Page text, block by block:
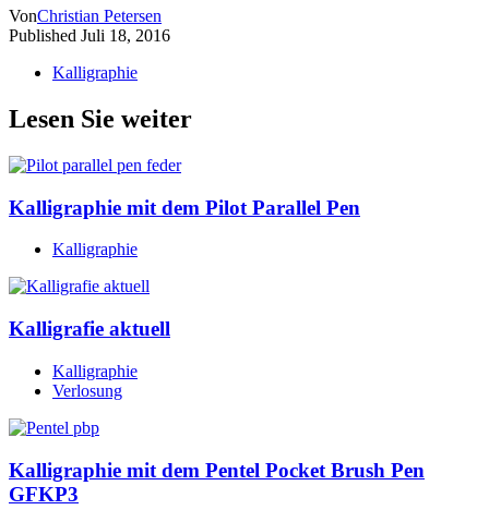
VonChristian Petersen
Published Juli 18, 2016
Kalligraphie
Lesen Sie weiter
Kalligraphie mit dem Pilot Parallel Pen
Kalligraphie
Kalligrafie aktuell
Kalligraphie
Verlosung
Kalligraphie mit dem Pentel Pocket Brush Pen
GFKP3